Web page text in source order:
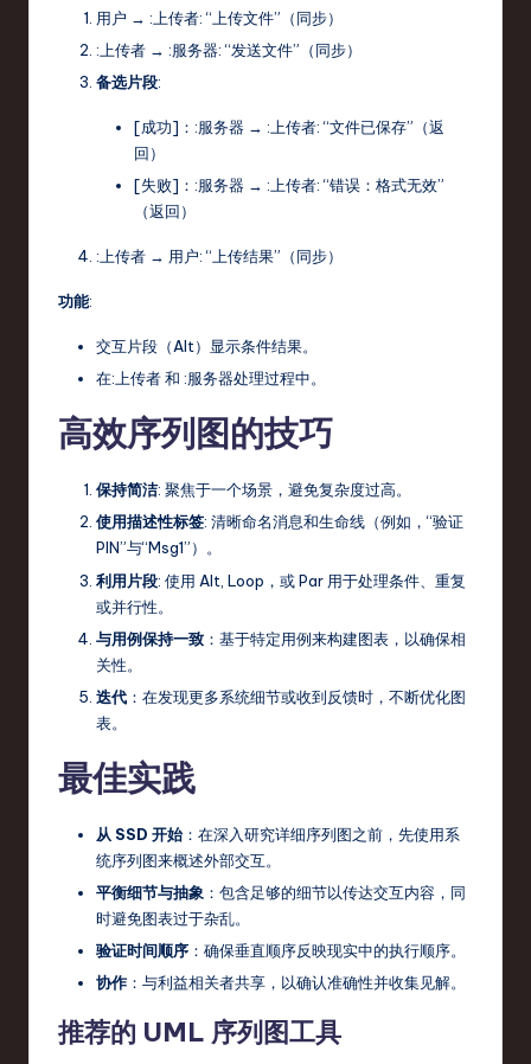
用户 → :上传者: “上传文件”（同步）
:上传者 → :服务器: “发送文件”（同步）
备选片段:
[成功]： :服务器 → :上传者: “文件已保存”（返
回）
[失败]： :服务器 → :上传者: “错误：格式无效”
（返回）
:上传者 → 用户: “上传结果”（同步）
功能:
交互片段（Alt）显示条件结果。
在:上传者和 :服务器处理过程中。
高效序列图的技巧
保持简洁: 聚焦于一个场景，避免复杂度过高。
使用描述性标签: 清晰命名消息和生命线（例如，“验证
PIN”与“Msg1”）。
利用片段: 使用 Alt Loop ，或Par 用于处理条件、重复
或并行性。
与用例保持一致 ：基于特定用例来构建图表，以确保相
关性。
迭代 ：在发现更多系统细节或收到反馈时，不断优化图
表。
最佳实践
从 SSD 开始 ：在深入研究详细序列图之前，先使用系
统序列图来概述外部交互。
平衡细节与抽象 ：包含足够的细节以传达交互内容，同
时避免图表过于杂乱。
验证时间顺序 ：确保垂直顺序反映现实中的执行顺序。
协作 ：与利益相关者共享，以确认准确性并收集见解。
推荐的 UML 序列图工具